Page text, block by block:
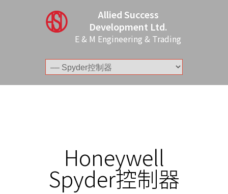
Allied Success
Development Ltd.
E & M Engineering & Trading
Honeywell
Spyder控制器